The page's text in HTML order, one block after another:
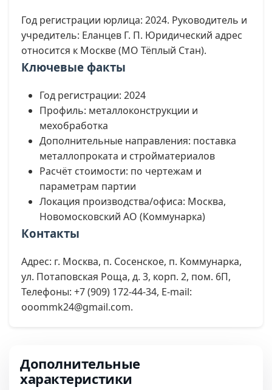
Год регистрации юрлица: 2024. Руководитель и
учредитель: Еланцев Г. П. Юридический адрес
относится к Москве (МО Тёплый Стан).
Ключевые факты
Год регистрации: 2024
Профиль: металлоконструкции и
мехобработка
Дополнительные направления: поставка
металлопроката и стройматериалов
Расчёт стоимости: по чертежам и
параметрам партии
Локация производства/офиса: Москва,
Новомосковский АО (Коммунарка)
Контакты
Адрес: г. Москва, п. Сосенское, п. Коммунарка,
ул. Потаповская Роща, д. 3, корп. 2, пом. 6П,
Телефоны: +7 (909) 172-44-34, E-mail:
ooommk24@gmail.com.
Дополнительные
характеристики